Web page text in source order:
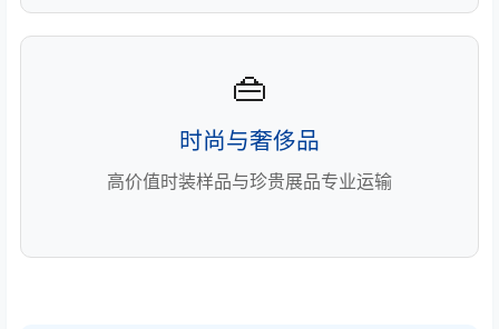
👜
时尚与奢侈品
高价值时装样品与珍贵展品专业运输